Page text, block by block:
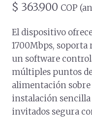
$ 363.900 COP
El dispositivo
1700Mbps,
un software
múltiples puntos
alimentación
instalación
invitados segura